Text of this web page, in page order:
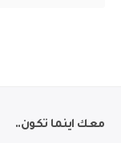
معك اينما تكون..